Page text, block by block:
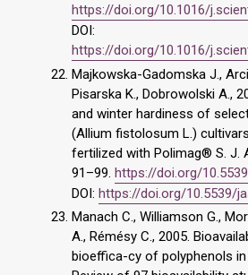
https://doi.org/10.1016/
DOI:
https://doi.org/10.1016/
Majkowska-Gadomska J.,
Pisarska K., Dobrowolski A.,
and winter hardiness of
(Allium fistolosum L.)
fertilized with Polimag® S. J.
91–99. https://doi.org/
DOI: https://doi.org/10.5539/
Manach C., Williamson G.,
A., Rémésy C., 2005.
bioeffica-cy of polyphenols in